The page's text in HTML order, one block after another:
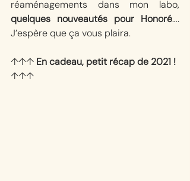
quelques nouveautés pour Honoré….
J’espère que ça vous plaira.
↑↑↑ En cadeau, petit récap de 2021 !
↑↑↑